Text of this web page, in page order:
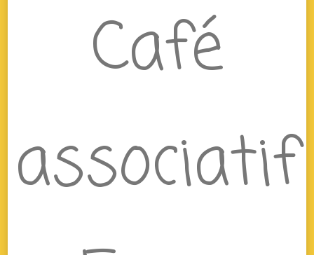
Café
associatif